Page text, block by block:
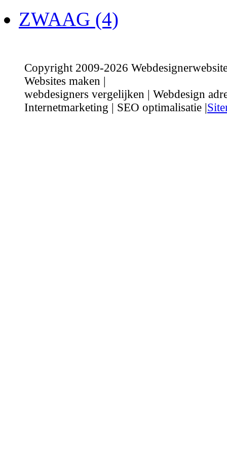
ZWAAG (4)
Copyright 2009-2026
Websites maken |
webdesigners vergelijken | Webdesign
Internetmarketing | SEO optimalisatie |